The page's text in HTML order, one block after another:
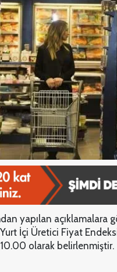
yapılan açıklamalara
İçi Üretici Fiyat
olarak belirlenmiştir.